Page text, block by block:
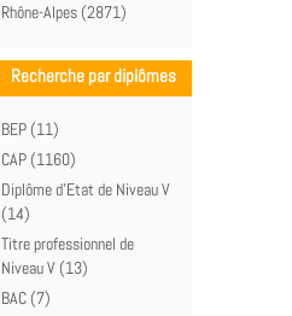
Rhône-Alpes (2871)
Recherche par diplômes
BEP (11)
CAP (1160)
Diplôme d'Etat de Niveau V
(14)
Titre professionnel de
Niveau V (13)
BAC (7)